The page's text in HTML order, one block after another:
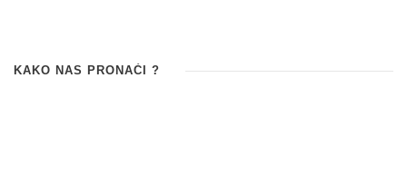
KAKO NAS PRONAĆI ?